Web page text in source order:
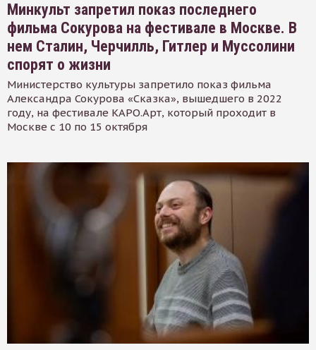
Минкульт запретил показ последнего
фильма Сокурова на фестивале в Москве. В
нем Сталин, Черчилль, Гитлер и Муссолини
спорят о жизни
Министерство культуры запретило показ фильма
Александра Сокурова «Сказка», вышедшего в 2022
году, на фестивале КАРО.Арт, который проходит в
Москве с 10 по 15 октября